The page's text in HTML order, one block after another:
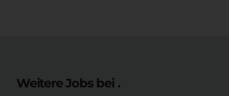
Weitere Jobs bei .